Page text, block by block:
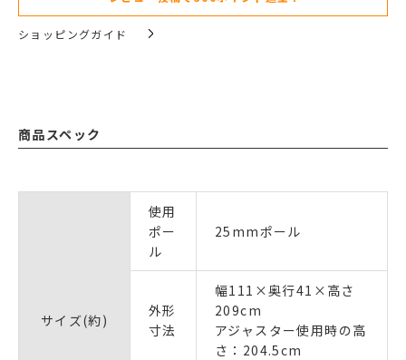
ショッピングガイド
商品スペック
サイズ(約)
使用
ポー
ル
25mmポール
外形
寸法
幅111×奥行41×高さ
209cm
アジャスター使用時の高
さ：204.5cm